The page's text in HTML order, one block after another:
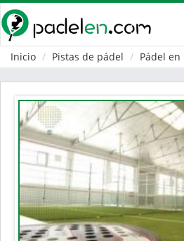
Inicio
Pistas de pádel Pádel en